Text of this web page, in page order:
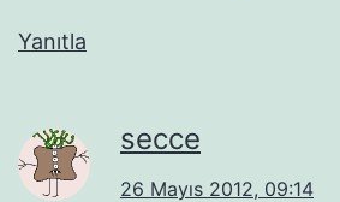
Yanıtla
secce
26 Mayıs 2012, 09:14